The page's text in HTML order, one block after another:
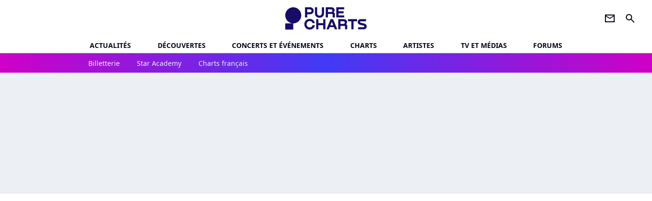
newsletter search
ACTUALITÉS DÉCOUVERTES CONCERTS ET ÉVÉNEMENTS CHARTS ARTISTES TV ET MÉDIAS
FORUMS
Billetterie
Star Academy Charts français